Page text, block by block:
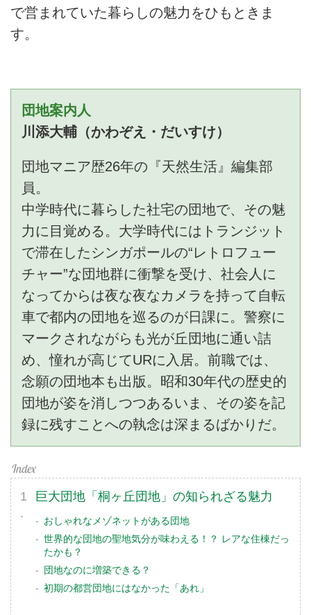
で営まれていた暮らしの魅力をひもときま
す。
団地案内人
川添大輔（かわぞえ・だいすけ）
団地マニア歴26年の『天然生活』編集部
員。
中学時代に暮らした社宅の団地で、その魅
力に目覚める。大学時代にはトランジット
で滞在したシンガポールの“レトロフュー
チャー”な団地群に衝撃を受け、社会人に
なってからは夜な夜なカメラを持って自転
車で都内の団地を巡るのが日課に。警察に
マークされながらも光が丘団地に通い詰
め、憧れが高じてURに入居。前職では、
念願の団地本も出版。昭和30年代の歴史的
団地が姿を消しつつあるいま、その姿を記
録に残すことへの執念は深まるばかりだ。
巨大団地「桐ヶ丘団地」の知られざる魅力
おしゃれなメゾネットがある団地
世界的な団地の聖地気分が味わえる！？ レアな住棟だっ
たかも？
団地なのに増築できる？
初期の都営団地にはなかった「あれ」